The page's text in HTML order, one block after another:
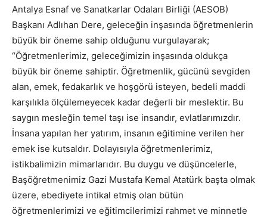
Antalya Esnaf ve Sanatkarlar Odaları Birliği (AESOB)
Başkanı Adlıhan Dere, geleceğin inşasında öğretmenlerin
büyük bir öneme sahip olduğunu vurgulayarak;
“Öğretmenlerimiz, geleceğimizin inşasında oldukça
büyük bir öneme sahiptir. Öğretmenlik, gücünü sevgiden
alan, emek, fedakarlık ve hoşgörü isteyen, bedeli maddi
karşılıkla ölçülemeyecek kadar değerli bir meslektir. Bu
saygın mesleğin temel taşı ise insandır, evlatlarımızdır.
İnsana yapılan her yatırım, insanın eğitimine verilen her
emek ise kutsaldır. Dolayısıyla öğretmenlerimiz,
istikbalimizin mimarlarıdır. Bu duygu ve düşüncelerle,
Başöğretmenimiz Gazi Mustafa Kemal Atatürk başta olmak
üzere, ebediyete intikal etmiş olan bütün
öğretmenlerimizi ve eğitimcilerimizi rahmet ve minnetle